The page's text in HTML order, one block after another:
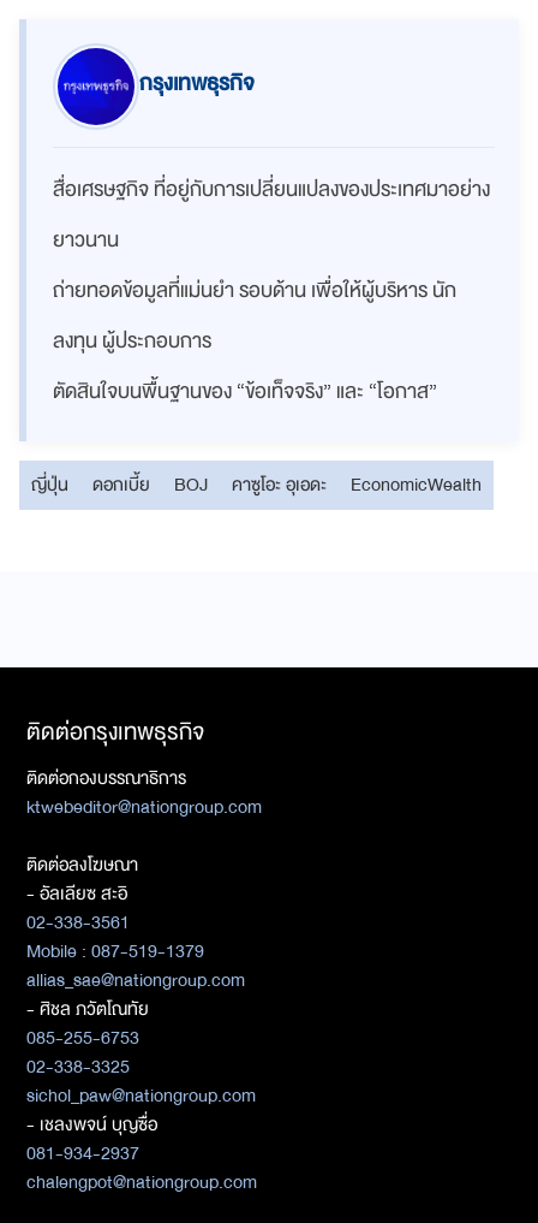
กรุงเทพธุรกิจ
สื่อเศรษฐกิจ ที่อยู่กับการเปลี่ยนแปลงของประเทศมาอย่าง
ยาวนาน
ถ่ายทอดข้อมูลที่แม่นยำ รอบด้าน เพื่อให้ผู้บริหาร นัก
ลงทุน ผู้ประกอบการ
ตัดสินใจบนพื้นฐานของ “ข้อเท็จจริง” และ “โอกาส”
ญี่ปุ่น ดอกเบี้ย BOJ คาซูโอะ อุเอดะ EconomicWealth
ติดต่อกรุงเทพธุรกิจ
ติดต่อกองบรรณาธิการ
ktwebeditor@nationgroup.com
ติดต่อลงโฆษณา
- อัลเลียซ สะอิ
02-338-3561
Mobile : 087-519-1379
allias_sae@nationgroup.com
- ศิชล ภวัตโณทัย
085-255-6753
02-338-3325
sichol_paw@nationgroup.com
- เชลงพจน์ บุญซื่อ
081-934-2937
chalengpot@nationgroup.com